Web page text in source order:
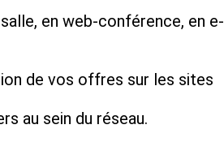
en web-conférence, en e-
de vos offres sur les sites
au sein du réseau.